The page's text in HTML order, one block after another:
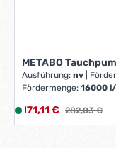
METABO
Ausführung:nv
Fördermenge:16000
Verkaufspreis:
L
i
171,11 € Regulärer
282,03 €